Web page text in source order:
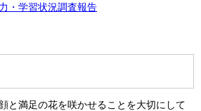
・学習状況調査報告
と満足の花を咲かせることを大切にして